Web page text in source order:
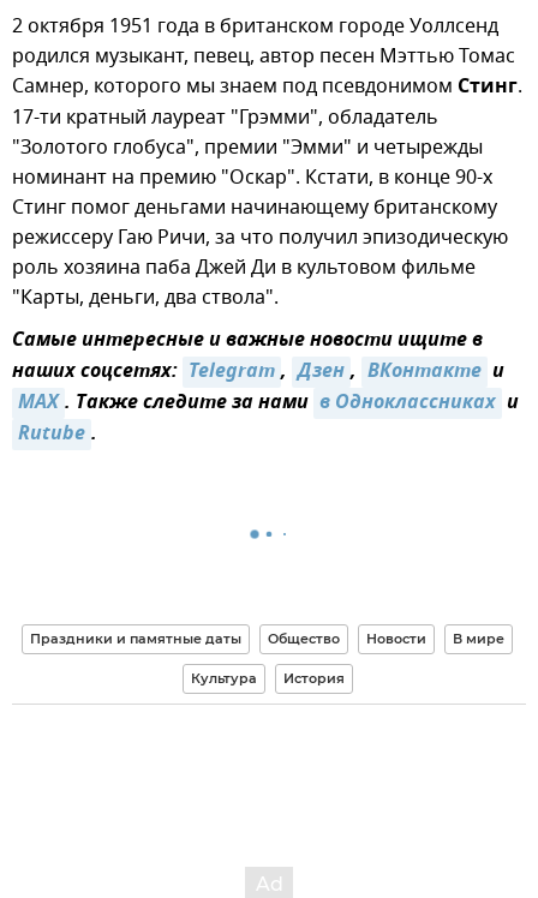
2 октября 1951 года в британском городе Уоллсенд
родился музыкант, певец, автор песен Мэттью Томас
Самнер, которого мы знаем под псевдонимом Стинг.
17-ти кратный лауреат "Грэмми", обладатель
"Золотого глобуса", премии "Эмми" и четырежды
номинант на премию "Оскар". Кстати, в конце 90-х
Стинг помог деньгами начинающему британскому
режиссеру Гаю Ричи, за что получил эпизодическую
роль хозяина паба Джей Ди в культовом фильме
"Карты, деньги, два ствола".
Самые интересные и важные новости ищите в
наших соцсетях: Telegram, Дзен, ВКонтакте и
MAX. Также следите за нами в Одноклассниках и
Rutube.
Праздники и памятные даты Общество Новости В мире
Культура История